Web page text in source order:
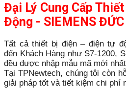
Đại Lý Cung Cấp
Động - SIEMENS ĐỨC
Tất cả thiết bị điện – điện tự
đến Khách Hàng như S7-1200,
đều được nhập mẫu mã mới
Tại TPNewtech, chúng tôi còn
giải pháp tốt và tiết kiệm chi phí